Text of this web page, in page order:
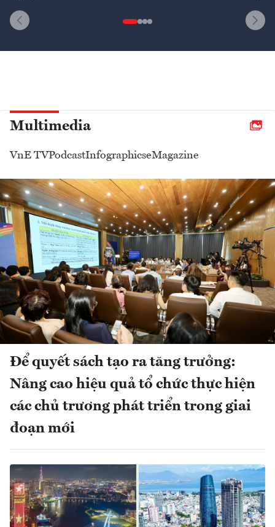
Multimedia
VnE TVPodcastInfographicseMagazine
Để quyết sách tạo ra tăng trưởng:
Nâng cao hiệu quả tổ chức thực hiện
các chủ trương phát triển trong giai
đoạn mới